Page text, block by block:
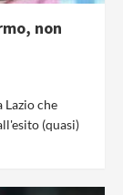
non
che
(quasi)